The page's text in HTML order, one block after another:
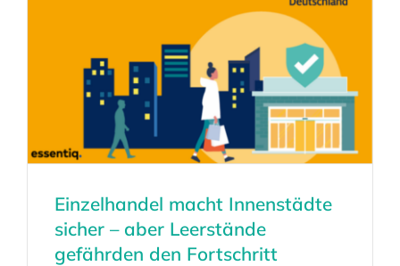
Einzelhandel macht Innenstädte
sicher – aber Leerstände
gefährden den Fortschritt